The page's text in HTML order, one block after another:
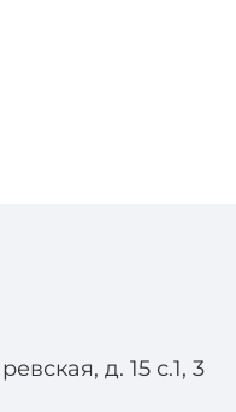
д. 15 с.1, 3